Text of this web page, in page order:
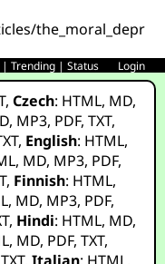
|Trending |Status Login
,Czech: HTML, MD,
, MP3, PDF,TXT,
, English: HTML,
, MD, MP3, PDF,
, Finnish: HTML,
, MD, MP3, PDF,
, Hindi: HTML, MD,
, MD, PDF,TXT,